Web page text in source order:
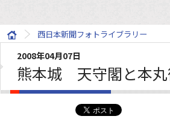
西日本新聞フォトライブラリー
2008年04月07日
熊本城 天守閣と本